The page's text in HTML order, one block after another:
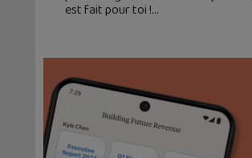
est fait pour toi !